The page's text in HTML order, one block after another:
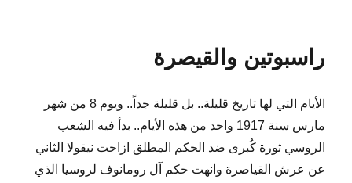
راسبوتين والقيصرة
الأيام التي لها تاريخ قليلة.. بل قليلة جداً.. ويوم 8 من شهر
مارس سنة 1917 واحد من هذه الأيام.. بدأ فيه الشعب
الروسي ثورة كُبرى ضد الحكم المطلق ازاحت نيقولا الثاني
عن عرش القياصرة وانهت حكم آل رومانوف لروسيا الذي